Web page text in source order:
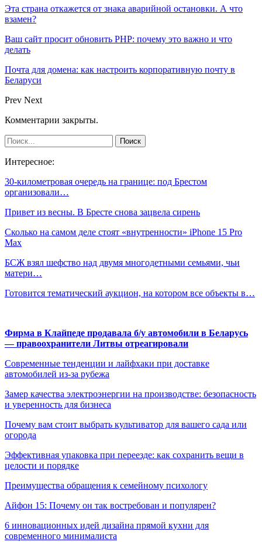
Эта страна откажется от знака аварийной остановки. А что
взамен?
Ваш сайт просит обновить PHP: почему это важно и что
делать
Почта для домена: как настроить корпоративную почту в
Беларуси
Prev Next
Комментарии закрыты.
Интересное:
30-километровая очередь на границе: под Брестом
организовали…
Привет из весны. В Бресте снова зацвела сирень
Сколько на самом деле стоят «внутренности» iPhone 15 Pro
Max
БСЖ взял шефство над двумя многодетными семьями, чьи
матери…
Готовится тематический аукцион, на котором все объекты в…
Фирма в Клайпеде продавала б/у автомобили в Беларусь
— правоохранители Литвы отреагировали
Современные тенденции и лайфхаки при доставке
автомобилей из-за рубежа
Замер качества электроэнергии на производстве: безопасность
и уверенность для бизнеса
Почему вам стоит выбрать культиватор для вашего сада или
огорода
Эффективная упаковка при переезде: как сохранить вещи в
целости и порядке
Преимущества обращения к семейному психологу
Айфон 15: Почему он так востребован и популярен?
6 инновационных идей дизайна прямой кухни для
современного минималиста